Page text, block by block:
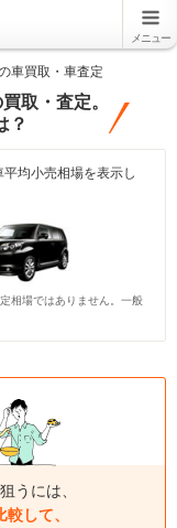
メニュー
車買取・車査定
取・査定。
？
均小売相場を表示し
相場ではありません。一般
うには、
して、